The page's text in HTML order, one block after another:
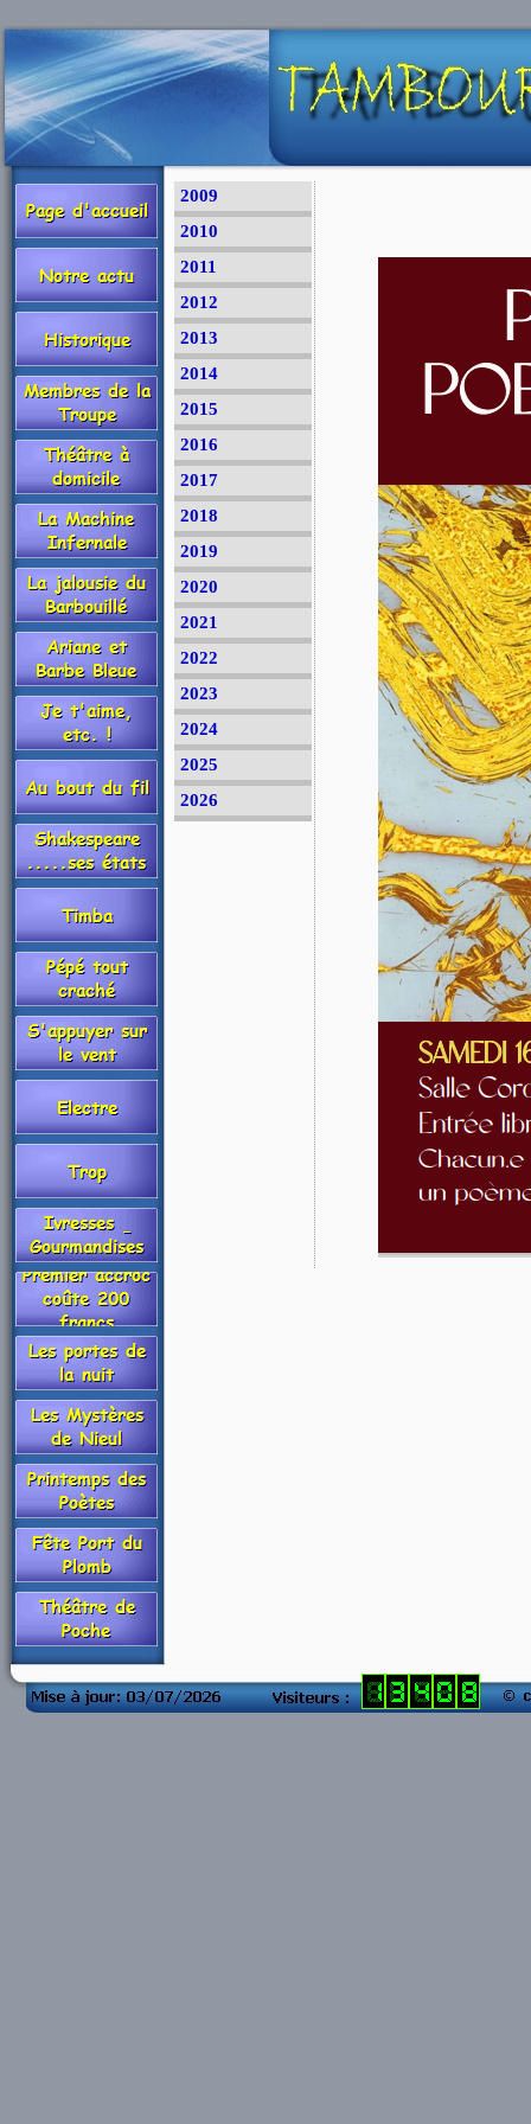
2009
2010
2011
2012
2013
2014
2015
2016
2017
2018
2019
2020
2021
2022
2023
2024
2025
2026